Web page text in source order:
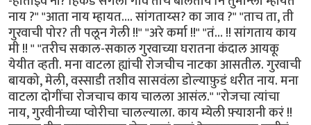
नाय ?" "आता नाय म्हायत…. सांगताय्स? का जाव ?" "ताच ता, ती
गुरवाची पोर? ती पलून गेली !!" "अरे कर्मा !!" "तं… !! सांगताय काय
मी !! " "तरीच सकाल-सकाल गुरवाच्या घरातना कंदाल आयकू
येयीत व्हती. मना वाटला ह्यांची रोजचीच नाटका आसतील. गुरवाची
बायको, मेली, वस्साडी तशीव सासवंला डोल्याफ़ुडं धरीत नाय. मना
वाटला दोगींचा रोजचाच काय चालला आसंल." "रोजचा त्यांचा
नाय, गुरवीनीच्या प्वोरीचा चालल्याला. काय म्येली फ़्याशनी करं !!